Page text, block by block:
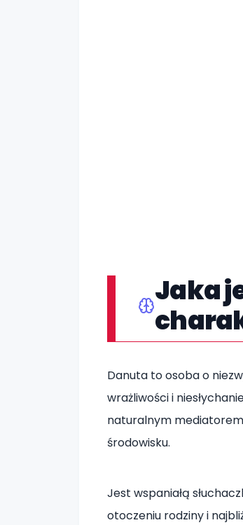
Jaka
Danuta to osoba o
wrażliwości i
naturalnym
środowisku.
Jest wspaniałą
otoczeniu rodziny i